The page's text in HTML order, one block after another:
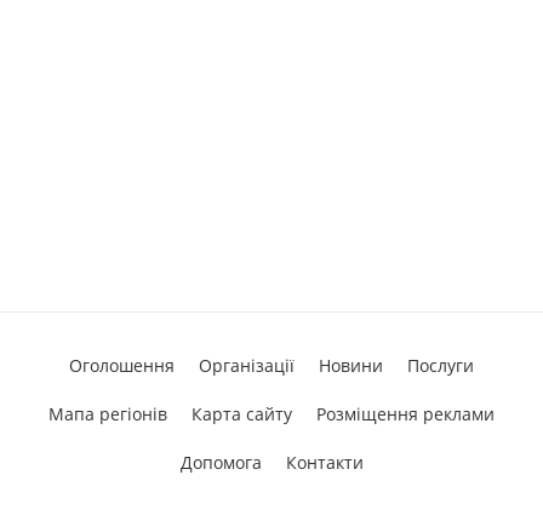
Оголошення Організації Новини Послуги
Мапа регіонів Карта сайту Розміщення реклами
Допомога Контакти